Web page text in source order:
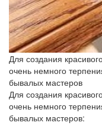
Для создания
очень немного
бывалых мастеров
Для создания
очень немного
бывалых мастеров: